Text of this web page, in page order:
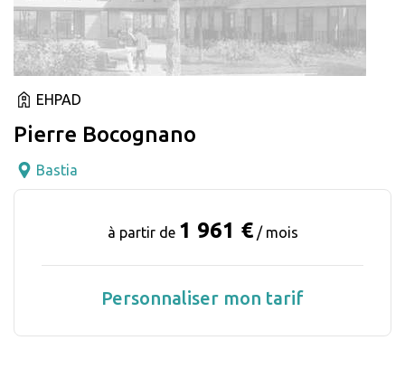
EHPAD
Pierre Bocognano
Bastia
à partir de 1 961 € / mois
Personnaliser mon tarif